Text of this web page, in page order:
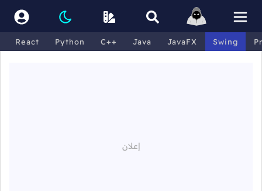
React Python C++ Java JavaFX Swing